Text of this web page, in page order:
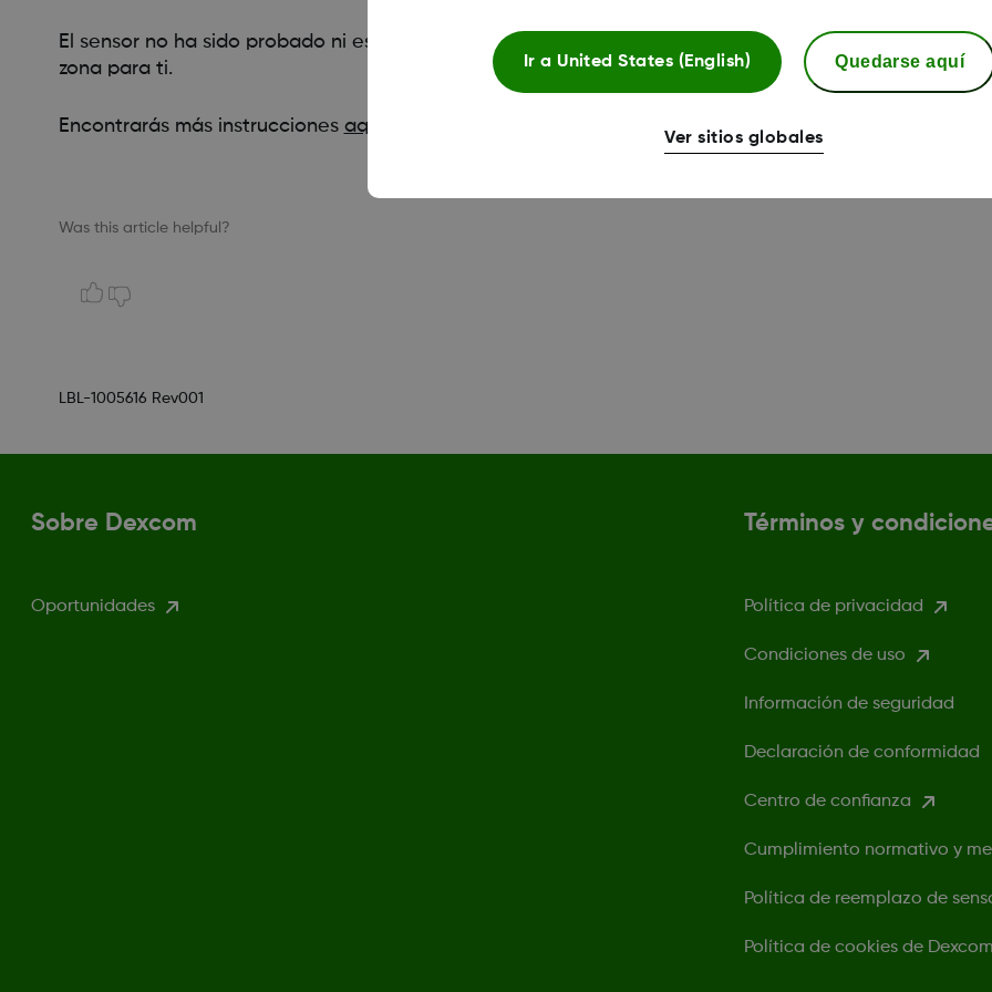
El sensor no ha sido probado ni está aprobado para otras zonas del cuerpo. Habla con tu médico
zona para ti.
Encontrarás más instrucciones aquí
Was this article helpful?
LBL-1005616 Rev001
Sobre Dexcom
Oportunidades
Términos y
Política de privacidad
Condiciones de uso
Información de seguridad
Declaración de conformidad
Centro de confianza
Cumplimiento normativo y
Política de reemplazo de
Política de cookies de Dexcom
Ir a United States (English) Quedarse aquí
Ver sitios globales